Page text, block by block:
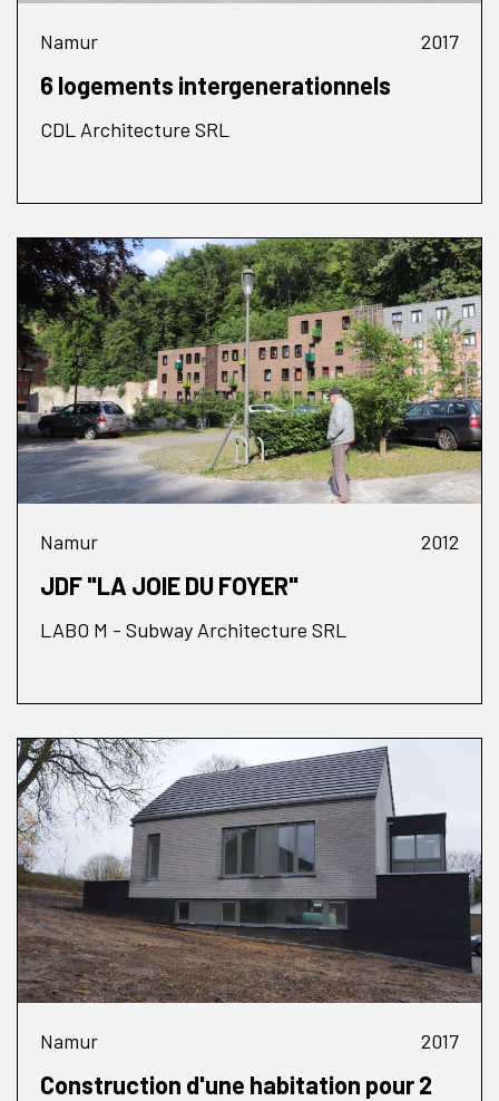
Namur 2017
6 logements intergenerationnels
CDL Architecture SRL
Namur 2012
JDF "LA JOIE DU FOYER"
LABO M - Subway Architecture SRL
Namur 2017
Construction d'une habitation pour 2